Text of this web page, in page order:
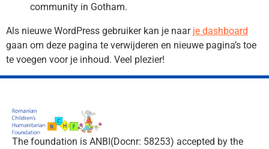
community in Gotham.
Als nieuwe WordPress gebruiker kan je naar je dashboard
gaan om deze pagina te verwijderen en nieuwe pagina’s toe
te voegen voor je inhoud. Veel plezier!
The foundation is ANBI(Docnr: 58253) accepted by the